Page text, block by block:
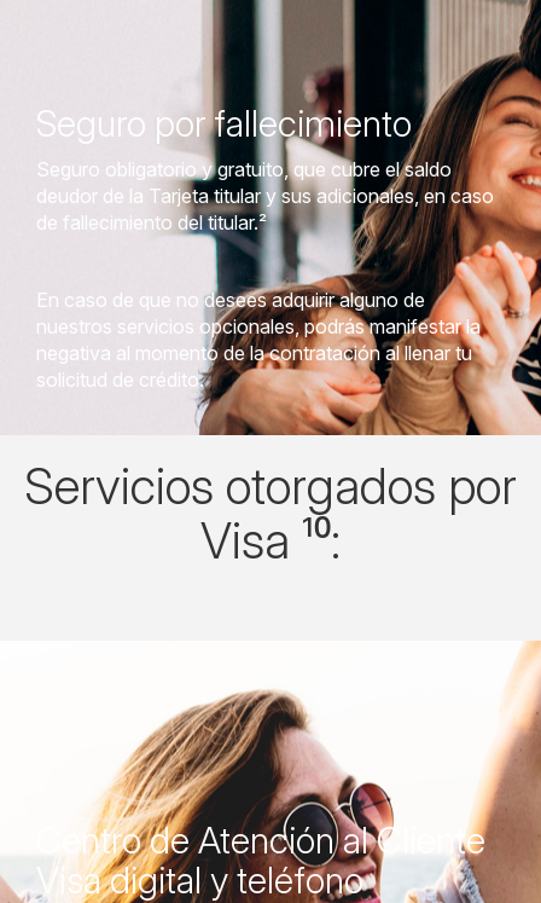
Seguro por fallecimiento
Seguro obligatorio y gratuito, que cubre el saldo
deudor de la Tarjeta titular y sus adicionales, en caso
de fallecimiento del titular.²
En caso de que no desees adquirir alguno de
nuestros servicios opcionales, podrás manifestar la
negativa al momento de la contratación al llenar tu
solicitud de crédito.
Servicios otorgados por
Visa ¹⁰:
Centro de Atención al Cliente
Visa digital y teléfono